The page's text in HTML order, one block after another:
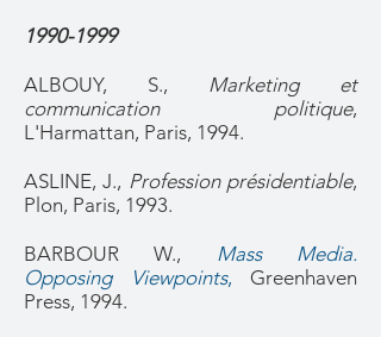
1990-1999
ALBOUY, S., Marketing et
communication politique,
L'Harmattan, Paris, 1994.
ASLINE, J., Profession présidentiable,
Plon, Paris, 1993.
BARBOUR W., Mass Media.
Opposing Viewpoints, Greenhaven
Press, 1994.